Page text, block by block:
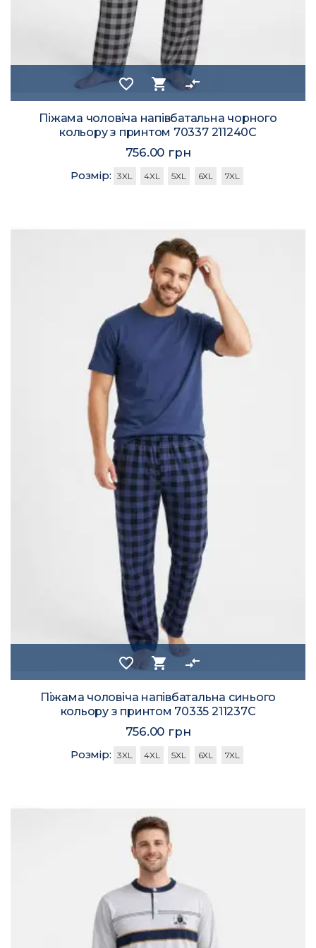
favorite_border shopping_cart compare_arrows
Піжама чоловіча напівбатальна чорного
кольору з принтом 70337 211240C
756.00 грн
Розмір: 3XL 4XL 5XL 6XL 7XL
favorite_border shopping_cart compare_arrows
Піжама чоловіча напівбатальна синього
кольору з принтом 70335 211237C
756.00 грн
Розмір: 3XL 4XL 5XL 6XL 7XL